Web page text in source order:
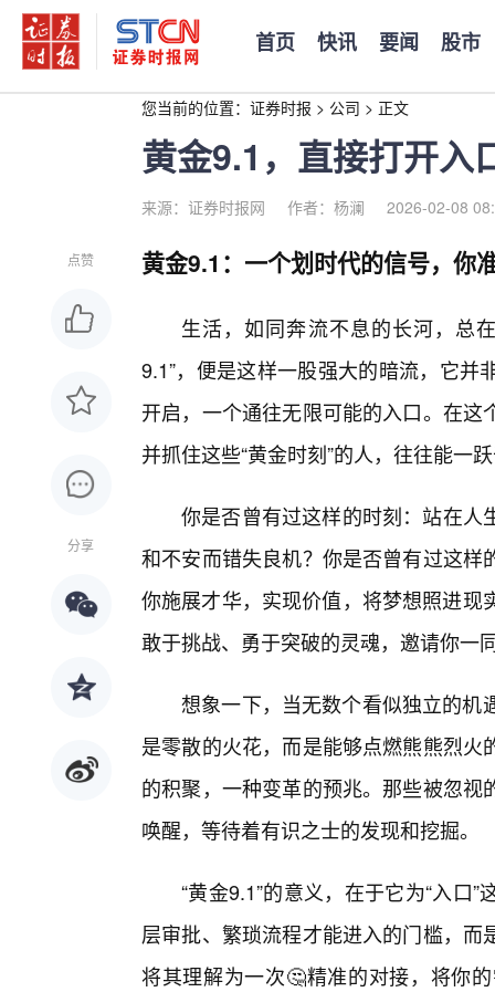
首页 快讯 要闻 股市
您当前的位置： 证券时报 > 公司 > 正文
黄金9.1，直接打开入
来源：证券时报网 作者：杨澜 2026-02-08
点赞
分享
黄金9.1：一个划时代的信号，你
生活，如同奔流不息的长河，总
9.1”，便是这样一股强大的暗流，它
开启，一个通往无限可能的入口。在
并抓住这些“黄金时刻”的人，往往能一
你是否曾有过这样的时刻：站在人
和不安而错失良机？你是否曾有过这
你施展才华，实现价值，将梦想照进现
敢于挑战、勇于突破的灵魂，邀请你一
想象一下，当无数个看似独立的机
是零散的火花，而是能够点燃熊熊烈
的积聚，一种变革的预兆。那些被忽
唤醒，等待着有识之士的发现和挖掘。
“黄金9.1”的意义，在于它为“入口
层审批、繁琐流程才能进入的门槛，
将其理解为一次🤔精准的对接，将你